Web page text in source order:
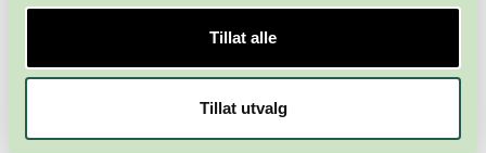
Tillat alle
Tillat utvalg